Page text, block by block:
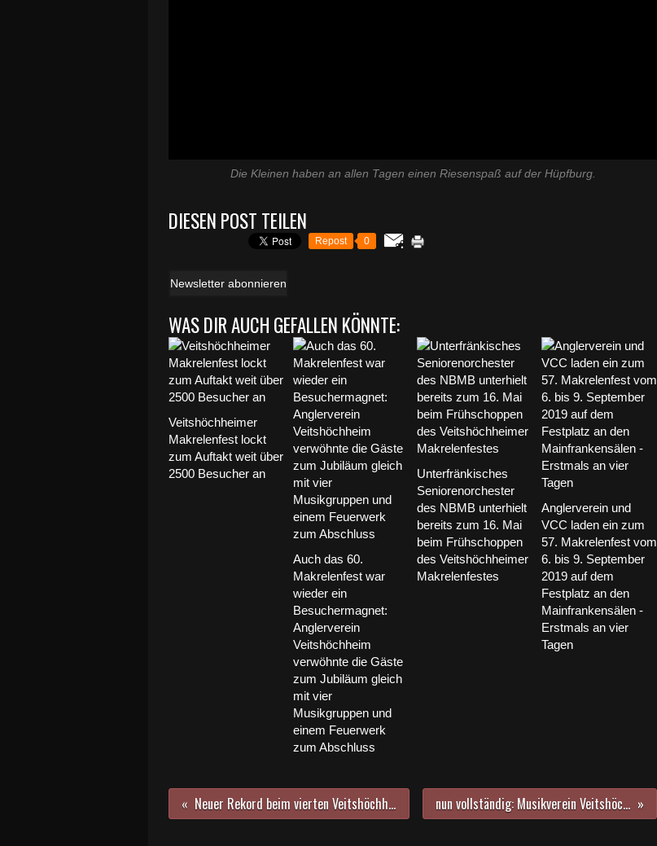
Die Kleinen haben an allen Tagen einen Riesenspaß auf der Hüpfburg.
DIESEN POST TEILEN
Repost 0
Newsletter abonnieren
WAS DIR AUCH GEFALLEN KÖNNTE:
Veitshöchheimer
Makrelenfest lockt
zum Auftakt weit über
2500 Besucher an
Auch das 60.
Makrelenfest war
wieder ein
Besuchermagnet:
Anglerverein
Veitshöchheim
verwöhnte die Gäste
zum Jubiläum gleich
mit vier
Musikgruppen und
einem Feuerwerk
zum Abschluss
Unterfränkisches
Seniorenorchester
des NBMB unterhielt
bereits zum 16. Mai
beim Frühschoppen
des Veitshöchheimer
Makrelenfestes
Anglerverein und
VCC laden ein zum
57. Makrelenfest vom
6. bis 9. September
2019 auf dem
Festplatz an den
Mainfrankensälen -
Erstmals an vier
Tagen
Neuer Rekord beim vierten Veitshöchheimer Stadtradeln - In Unterfranken auf Platz 1 nun vollständig: Musikverein Veitshöchheim brillierte im HdB mit neuem Programm